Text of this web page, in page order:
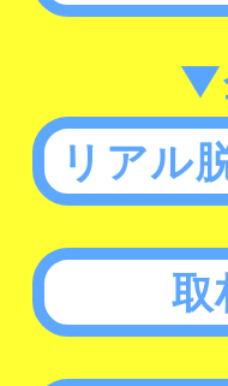
▼
リアル
取